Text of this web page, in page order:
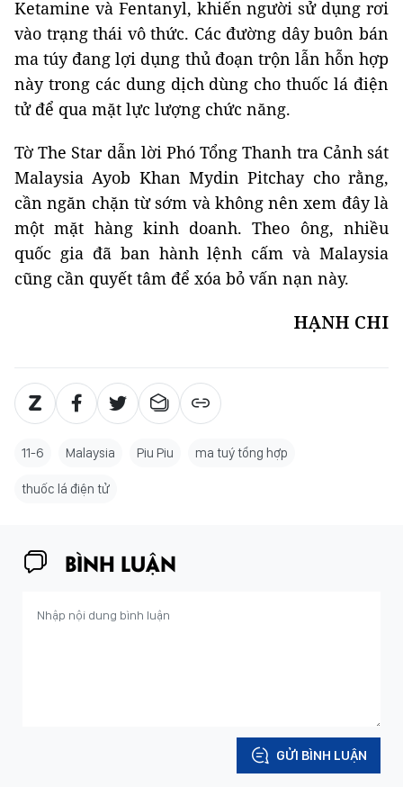
Ketamine và Fentanyl, khiến người sử dụng rơi
vào trạng thái vô thức. Các đường dây buôn bán
ma túy đang lợi dụng thủ đoạn trộn lẫn hỗn hợp
này trong các dung dịch dùng cho thuốc lá điện
tử để qua mặt lực lượng chức năng.
Tờ The Star dẫn lời Phó Tổng Thanh tra Cảnh sát
Malaysia Ayob Khan Mydin Pitchay cho rằng,
cần ngăn chặn từ sớm và không nên xem đây là
một mặt hàng kinh doanh. Theo ông, nhiều
quốc gia đã ban hành lệnh cấm và Malaysia
cũng cần quyết tâm để xóa bỏ vấn nạn này.
HẠNH CHI
11-6 Malaysia Piu Piu ma tuý tổng hợp
thuốc lá điện tử
BÌNH LUẬN
GỬI BÌNH LUẬN